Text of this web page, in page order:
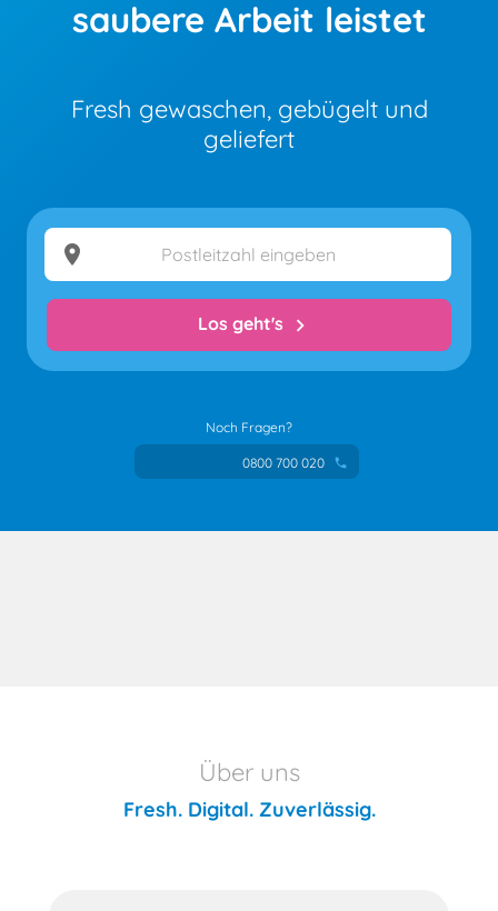
saubere Arbeit leistet
Fresh gewaschen, gebügelt und
geliefert
location_on
Los geht's chevron_right
Noch Fragen?
0800 700 020 phone
Über uns
Fresh. Digital. Zuverlässig.